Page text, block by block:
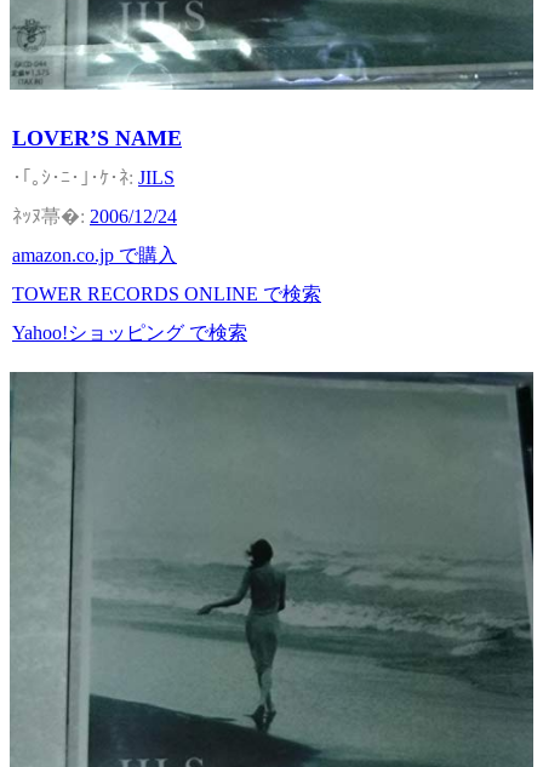
LOVER’S NAME
JILS
2006/12/24
amazon.co.jp で購入
TOWER RECORDS ONLINE で検索
Yahoo!ショッピング で検索